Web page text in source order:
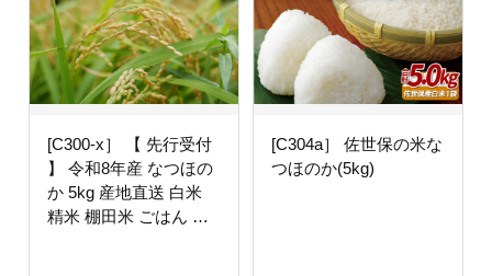
[C300-x］ 【 先行受付
】 令和8年産 なつほの
か 5kg 産地直送 白米
精米 棚田米 ごはん ご
[C304a］ 佐世保の米な
つほのか(5kg)